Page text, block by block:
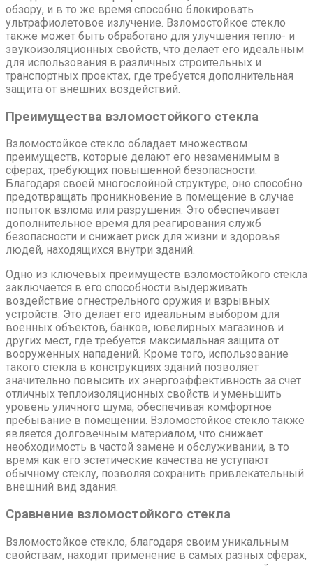
обзору, и в то же время способно блокировать
ультрафиолетовое излучение. Взломостойкое стекло
также может быть обработано для улучшения тепло- и
звукоизоляционных свойств, что делает его идеальным
для использования в различных строительных и
транспортных проектах, где требуется дополнительная
защита от внешних воздействий.
Преимущества взломостойкого стекла
Взломостойкое стекло обладает множеством
преимуществ, которые делают его незаменимым в
сферах, требующих повышенной безопасности.
Благодаря своей многослойной структуре, оно способно
предотвращать проникновение в помещение в случае
попыток взлома или разрушения. Это обеспечивает
дополнительное время для реагирования служб
безопасности и снижает риск для жизни и здоровья
людей, находящихся внутри зданий.
Одно из ключевых преимуществ взломостойкого стекла
заключается в его способности выдерживать
воздействие огнестрельного оружия и взрывных
устройств. Это делает его идеальным выбором для
военных объектов, банков, ювелирных магазинов и
других мест, где требуется максимальная защита от
вооруженных нападений. Кроме того, использование
такого стекла в конструкциях зданий позволяет
значительно повысить их энергоэффективность за счет
отличных теплоизоляционных свойств и уменьшить
уровень уличного шума, обеспечивая комфортное
пребывание в помещении. Взломостойкое стекло также
является долговечным материалом, что снижает
необходимость в частой замене и обслуживании, в то
время как его эстетические качества не уступают
обычному стеклу, позволяя сохранить привлекательный
внешний вид здания.
Сравнение взломостойкого стекла
Взломостойкое стекло, благодаря своим уникальным
свойствам, находит применение в самых разных сферах,